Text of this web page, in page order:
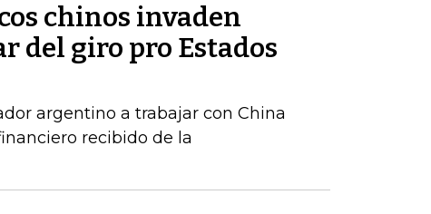
chinos invaden
del giro pro Estados
argentino a trabajar con China
recibido de la